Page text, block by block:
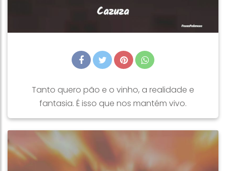
Tanto quero pão e o vinho, a realidade e
fantasia. É isso que nos mantém vivo.